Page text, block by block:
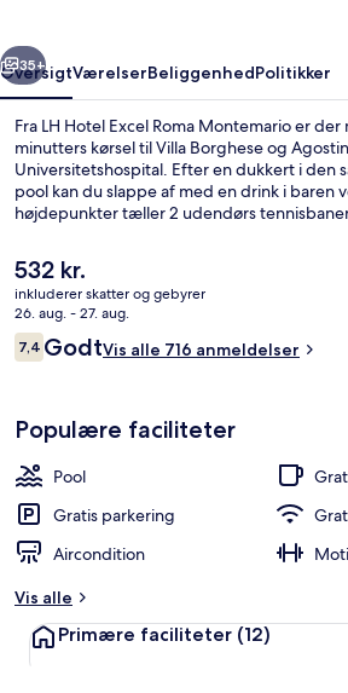
Næste
35+
OversigtVærelserBeliggenhedPolitikker
Fra LH Hotel Excel Roma Montemario er
minutters kørsel til Villa Borghese og
Universitetshospital. Efter en dukkert i den
pool kan du slappe af med en drink i baren
højdepunkter tæller 2 udendørs
Den
nuværende
pris
er
532 kr.
532 kr.
inkluderer skatter og gebyrer
26. aug. - 27. aug.
Anmeldelser
7,47,4 ud af 10.
GodtVis alle 716 anmeldelser
Populære faciliteter
Pool
Gratis parkering
Aircondition
Vis alle
Primære faciliteter (12)